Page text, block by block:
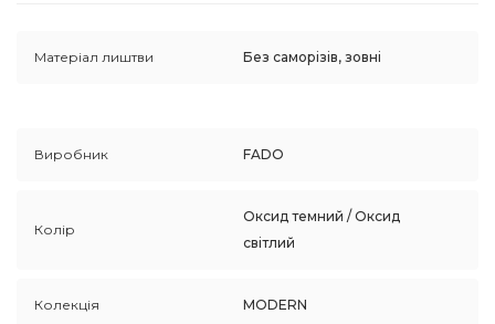
Матеріал лиштви Без саморізів, зовні
Виробник FADO
Колір
Оксид темний / Оксид
світлий
Колекція MODERN